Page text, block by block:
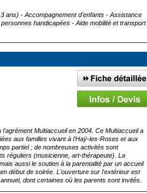
ans) - Accompagnement d'enfants - Assistance
handicapées - Aide mobilité et transport
Multiaccueil en 2004. Ce Multiaccueil a
aux familles vivant à l'Haÿ-les-Roses et aux
partiel ; de nombreuses activités sont
réguliers (musicienne, art-thérapeute). La
aussi le soutien à la parentalité par un accueil
début de soirée. L'ouverture sur l'extérieur est
dont certaines où les parents sont invités.